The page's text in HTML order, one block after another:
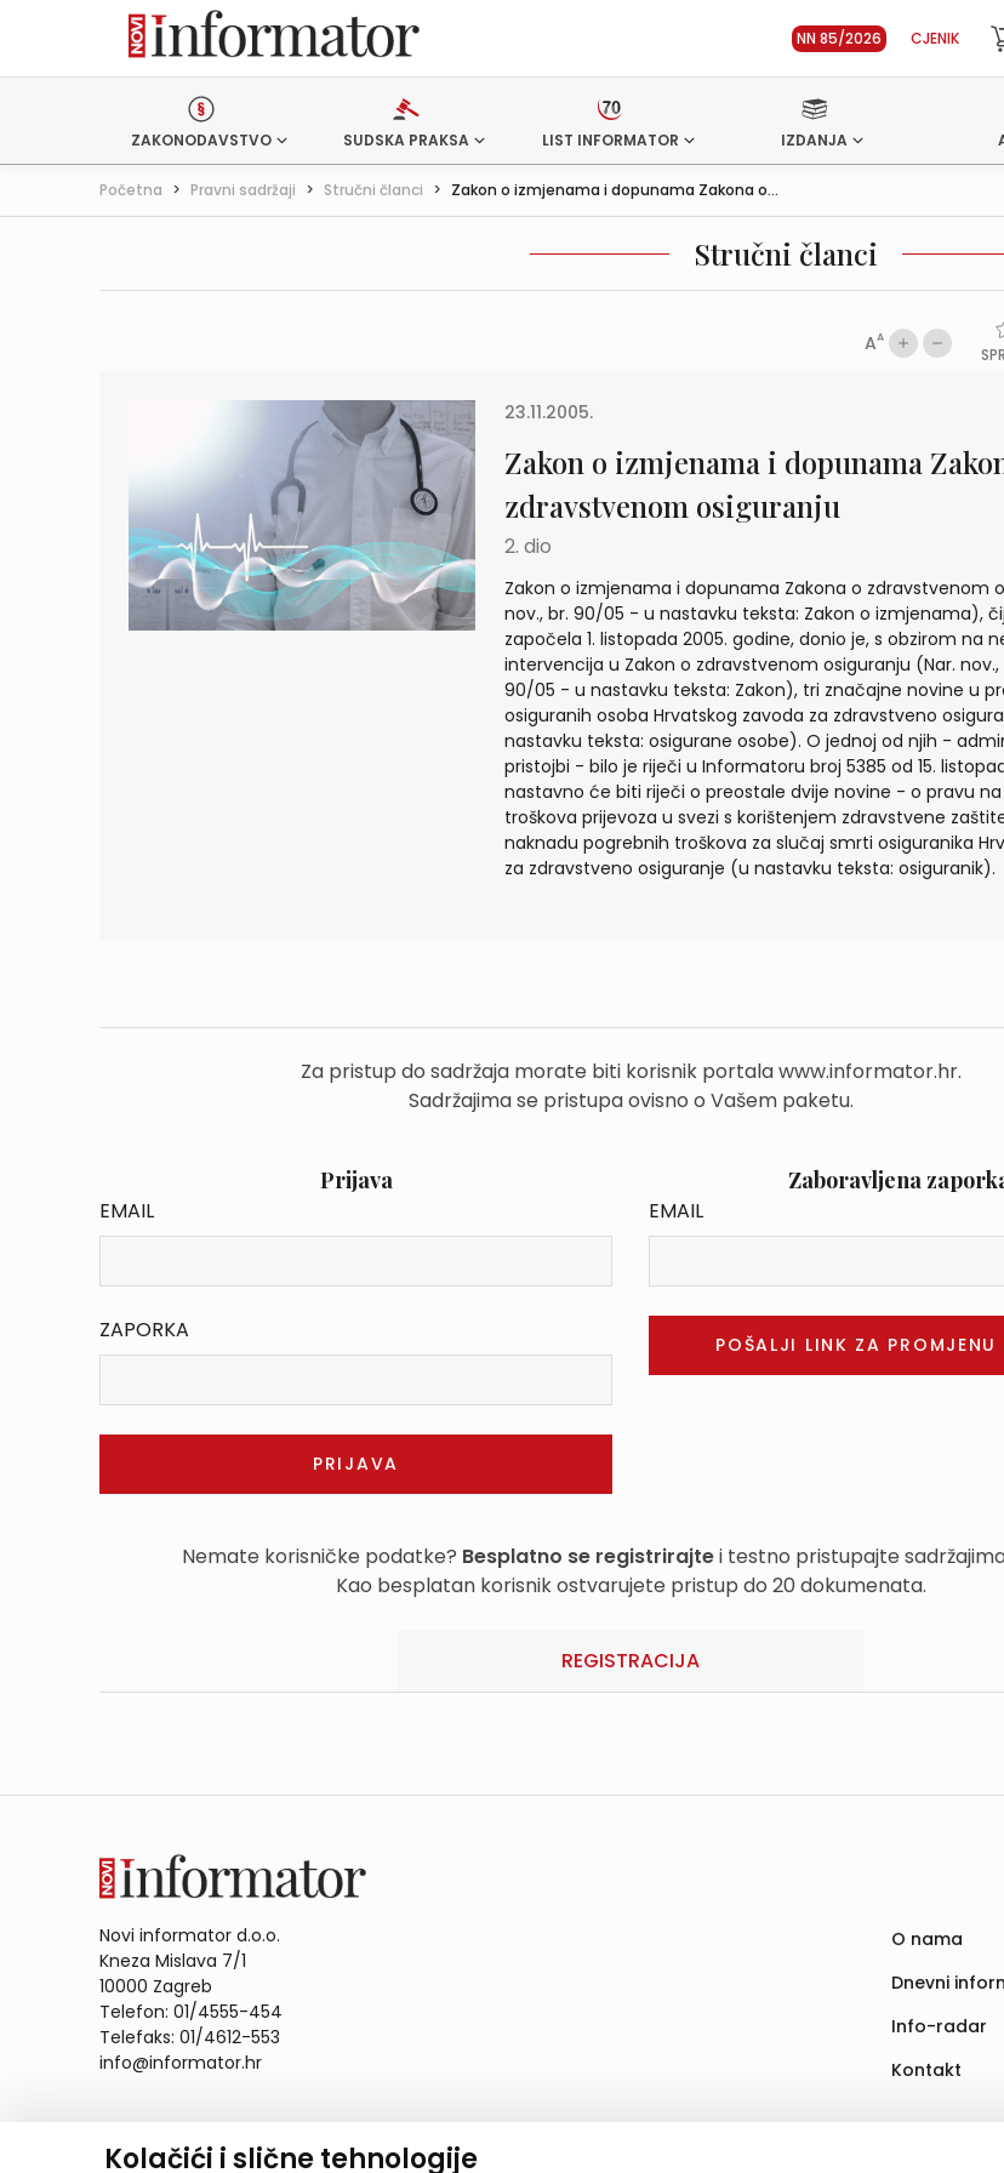
Kolačići i slične tehnologije
NN 85/2026 CJENIK
ZAKONODAVSTVO SUDSKA PRAKSA LIST INFORMATOR IZDANJA
Početna > Pravni sadržaji > Stručni članci > Zakon o izmjenama i dopunama Zakona o...
Stručni članci
AA
23.11.2005.
Zakon o izmjenama i dopunama
zdravstvenom osiguranju
2. dio
Zakon o izmjenama i dopunama Zakona o zdravstvenom
nov., br. 90/05 - u nastavku teksta: Zakon o izmjenama),
započela 1. listopada 2005. godine, donio je, s obzirom na
intervencija u Zakon o zdravstvenom osiguranju (Nar. nov.,
90/05 - u nastavku teksta: Zakon), tri značajne novine u
osiguranih osoba Hrvatskog zavoda za zdravstveno
nastavku teksta: osigurane osobe). O jednoj od njih -
pristojbi - bilo je riječi u Informatoru broj 5385 od 15.
nastavno će biti riječi o preostale dvije novine - o pravu
troškova prijevoza u svezi s korištenjem zdravstvene
naknadu pogrebnih troškova za slučaj smrti osiguranika
za zdravstveno osiguranje (u nastavku teksta: osiguranik).
Za pristup do sadržaja morate biti korisnik portala www.informator.hr.
Sadržajima se pristupa ovisno o Vašem paketu.
Prijava
EMAIL
ZAPORKA
Zaboravljena
EMAIL
Nemate korisničke podatke? Besplatno se registrirajtei testno pristupajte
Kao besplatan korisnik ostvarujete pristup do 20 dokumenata.
REGISTRACIJA
Novi informator d.o.o.
Kneza Mislava 7/1
10000 Zagreb
Telefon: 01/4555-454
Telefaks: 01/4612-553
info@informator.hr
O nama
Dnevni
Info-radar
Kontakt